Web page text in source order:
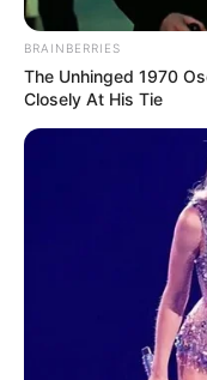
Diplomação no Mais
com Agente.
FAÇA O SEU
BRAINBERRIES
The Unhinged 1970
Closely At His Tie